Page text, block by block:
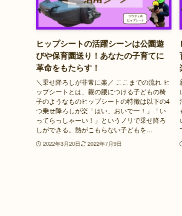
ヒップシートの活躍シーンは公園遊
びや保育園送り！あなたの子育てに
革命をもたらす！
＼乗せ降ろしが非常に楽／ ここまでの流れ ヒ
ップシートとは、親の腰につける子どもの椅
子のようなものヒップシートの特徴は以下の4
つ乗せ降ろしが楽「はい、おいでー！」「い
ってらっしゃーい！」というノリで乗せ降ろ
しができる。熱がこもらない子どもを...
2022年3月20日 2022年7月9日